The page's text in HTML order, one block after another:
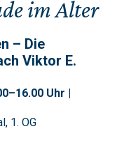
im Alter
– Die
Viktor E.
Uhr |
1. OG